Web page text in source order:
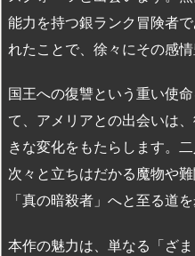
能力を持つ銀ランク冒険者
れたことで、徐々にその感
国王への復讐という重い使
て、アメリアとの出会いは
きな変化をもたらします。
次々と立ちはだかる魔物や
「真の暗殺者」へと至る道
本作の魅力は、単なる「ざ